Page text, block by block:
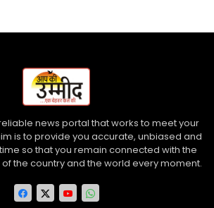
news portal that works to meet your
is to provide you accurate, unbiased and
so that you remain connected with the
the country and the world every moment.